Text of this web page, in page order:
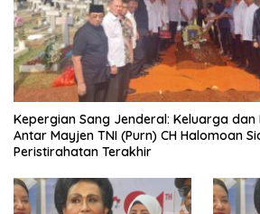
Kepergian Sang Jenderal: Keluarga
Antar Mayjen TNI (Purn) CH Halomoan
Peristirahatan Terakhir